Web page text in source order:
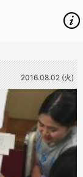
2016.08.02 (火)